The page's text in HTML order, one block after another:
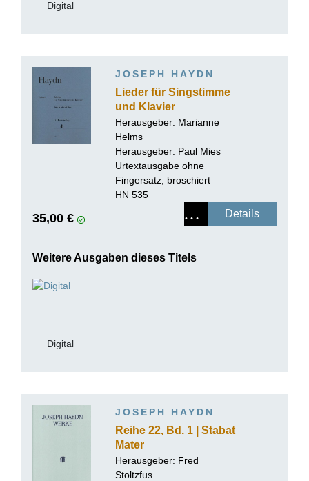
Digital
JOSEPH HAYDN
Lieder für Singstimme
und Klavier
Herausgeber: Marianne
Helms
Herausgeber: Paul Mies
Urtextausgabe ohne
Fingersatz, broschiert
HN 535
35,00 € Details
Weitere Ausgaben dieses Titels
Digital
JOSEPH HAYDN
Reihe 22, Bd. 1 | Stabat
Mater
Herausgeber: Fred
Stoltzfus